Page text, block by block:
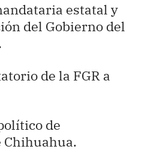
estatal y
del Gobierno del
de la FGR a
de